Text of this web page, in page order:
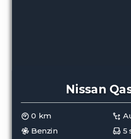
Nissan
0 km
Benzin 5